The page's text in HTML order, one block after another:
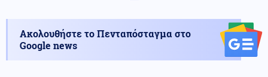
Ακολουθήστε το Πενταπόσταγμα στο
Google news